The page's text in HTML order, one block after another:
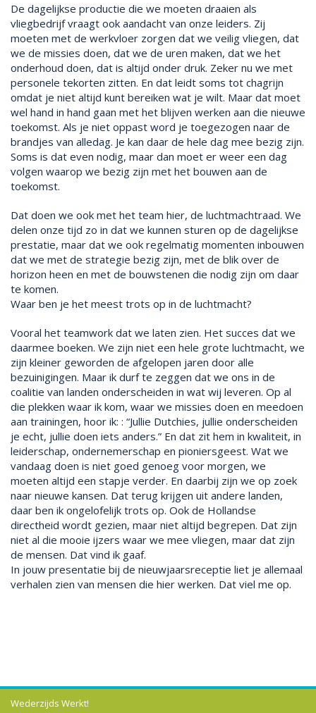
De dagelijkse productie die we moeten draaien als
vliegbedrijf vraagt ook aandacht van onze leiders. Zij
moeten met de werkvloer zorgen dat we veilig vliegen, dat
we de missies doen, dat we de uren maken, dat we het
onderhoud doen, dat is altijd onder druk. Zeker nu we met
personele tekorten zitten. En dat leidt soms tot chagrijn
omdat je niet altijd kunt bereiken wat je wilt. Maar dat moet
wel hand in hand gaan met het blijven werken aan die nieuwe
toekomst. Als je niet oppast word je toegezogen naar de
brandjes van alledag. Je kan daar de hele dag mee bezig zijn.
Soms is dat even nodig, maar dan moet er weer een dag
volgen waarop we bezig zijn met het bouwen aan de
toekomst.
Dat doen we ook met het team hier, de luchtmachtraad. We
delen onze tijd zo in dat we kunnen sturen op de dagelijkse
prestatie, maar dat we ook regelmatig momenten inbouwen
dat we met de strategie bezig zijn, met de blik over de
horizon heen en met de bouwstenen die nodig zijn om daar
te komen.
Waar ben je het meest trots op in de luchtmacht?
Vooral het teamwork dat we laten zien. Het succes dat we
daarmee boeken. We zijn niet een hele grote luchtmacht, we
zijn kleiner geworden de afgelopen jaren door alle
bezuinigingen. Maar ik durf te zeggen dat we ons in de
coalitie van landen onderscheiden in wat wij leveren. Op al
die plekken waar ik kom, waar we missies doen en meedoen
aan trainingen, hoor ik: : “Jullie Dutchies, jullie onderscheiden
je echt, jullie doen iets anders.” En dat zit hem in kwaliteit, in
leiderschap, ondernemerschap en pioniersgeest. Wat we
vandaag doen is niet goed genoeg voor morgen, we
moeten altijd een stapje verder. En daarbij zijn we op zoek
naar nieuwe kansen. Dat terug krijgen uit andere landen,
daar ben ik ongelofelijk trots op. Ook de Hollandse
directheid wordt gezien, maar niet altijd begrepen. Dat zijn
niet al die mooie ijzers waar we mee vliegen, maar dat zijn
de mensen. Dat vind ik gaaf.
In jouw presentatie bij de nieuwjaarsreceptie liet je allemaal
verhalen zien van mensen die hier werken. Dat viel me op.
Wederzijds Werkt!